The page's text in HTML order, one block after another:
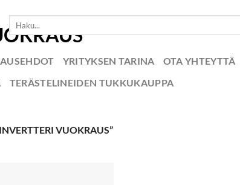
YRITYKSEN TARINA OTA YHTEYTTÄ
TERÄSTELINEIDEN TUKKUKAUPPA
VUOKRAUS”